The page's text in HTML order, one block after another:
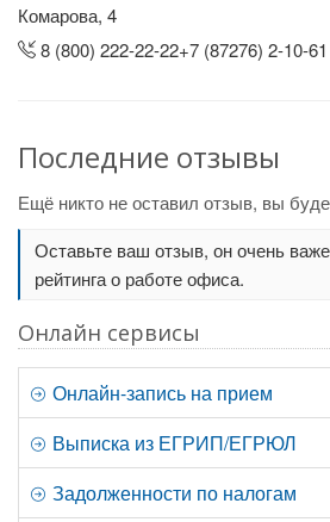
Комарова, 4
8 (800) 222-22-22+7 (87276) 2-10-61
Последние отзывы
Ещё никто не оставил отзыв, вы
Оставьте ваш отзыв, он очень
рейтинга о работе офиса.
Онлайн сервисы
Онлайн-запись на прием
Выписка из ЕГРИП/ЕГРЮЛ
Задолженности по налогам